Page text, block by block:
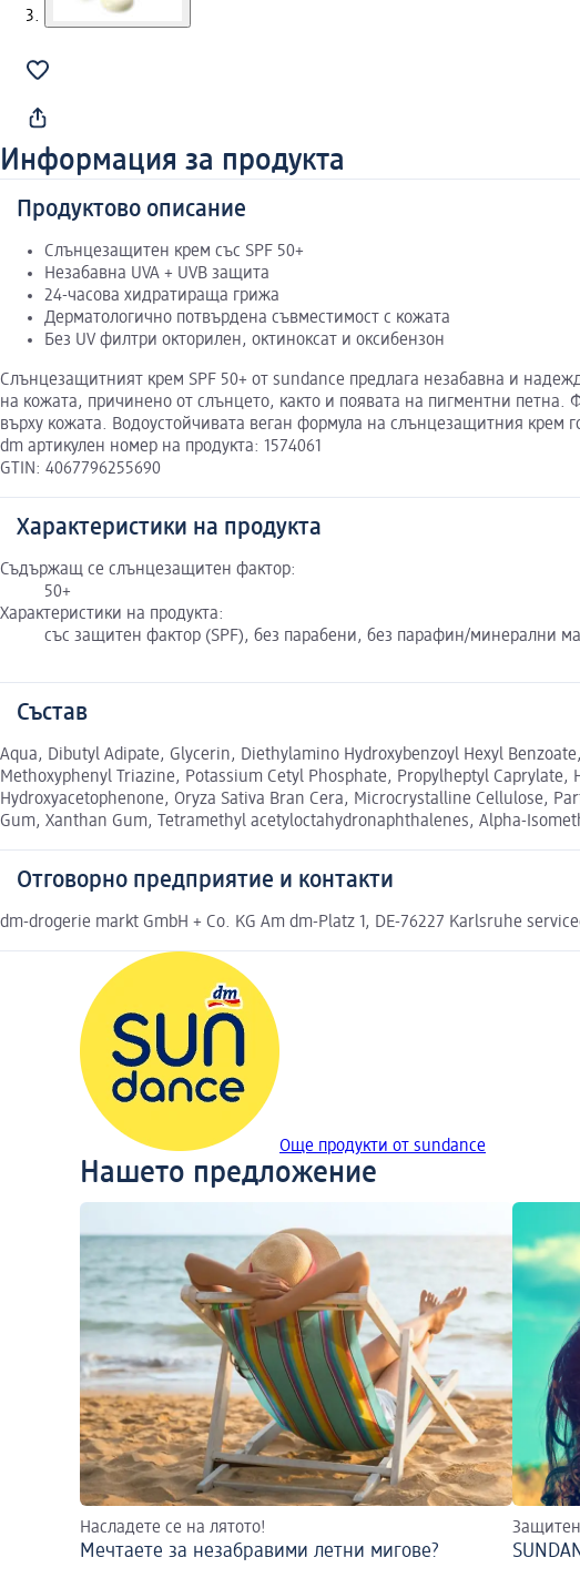
Информация за продукта
Продуктово описание
Слънцезащитен крем със SPF 50+
Незабавна UVA + UVB защита
24-часова хидратираща грижа
Дерматологично потвърдена съвместимост с кожата
Без UV филтри окторилен, октиноксат и оксибензон
Слънцезащитният крем SPF 50+ от sundance предлага незабавна и
на кожата, причинено от слънцето, както и появата на пигментни
върху кожата. Водоустойчивата веган формула на слънцезащитния крем
dm артикулен номер на продукта: 1574061
GTIN: 4067796255690
Характеристики на продукта
Съдържащ се слънцезащитен фактор:
50+
Характеристики на продукта:
със защитен фактор (SPF), без парабени, без парафин/минерални
Състав
Aqua, Dibutyl Adipate, Glycerin, Diethylamino Hydroxybenzoyl Hexyl
Methoxyphenyl Triazine, Potassium Cetyl Phosphate, Propylheptyl
Hydroxyacetophenone, Oryza Sativa Bran Cera, Microcrystalline Cellulose,
Gum, Xanthan Gum, Tetramethyl acetyloctahydronaphthalenes, Alpha-
Отговорно предприятие и контакти
dm-drogerie markt GmbH + Co. KG Am dm-Platz 1, DE-76227 Karlsruhe
Още продукти от sundance
Нашето предложение
Насладете се на лятото!
Мечтаете за незабравими летни мигове?